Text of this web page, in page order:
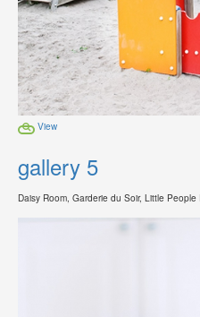
View
gallery 5
Daisy Room, Garderie du Soir, Little